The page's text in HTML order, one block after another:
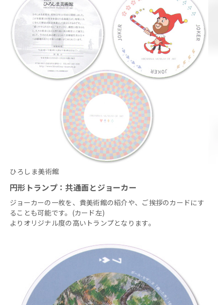
ひろしま美術館
円形トランプ：共通面とジョーカー
ジョーカーの一枚を、貴美術館の紹介や、ご挨拶のカードにす
ることも可能です。(カード左)
よりオリジナル度の高いトランプとなります。